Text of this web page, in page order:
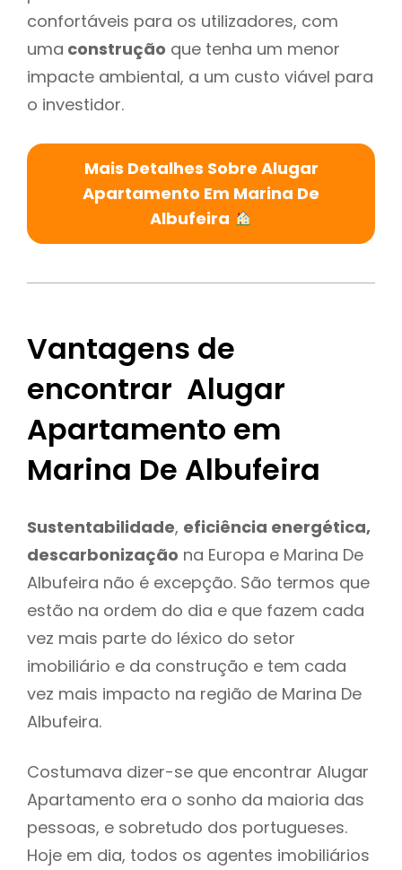
confortáveis para os utilizadores, com
uma construção que tenha um menor
impacte ambiental, a um custo viável para
o investidor.
Mais Detalhes Sobre Alugar
Apartamento Em Marina De
Albufeira
Vantagens de
encontrar Alugar
Apartamento em
Marina De Albufeira
Sustentabilidade, eficiência energética,
descarbonização na Europa e Marina De
Albufeira não é excepção. São termos que
estão na ordem do dia e que fazem cada
vez mais parte do léxico do setor
imobiliário e da construção e tem cada
vez mais impacto na região de Marina De
Albufeira.
Costumava dizer-se que encontrar Alugar
Apartamento era o sonho da maioria das
pessoas, e sobretudo dos portugueses.
Hoje em dia, todos os agentes imobiliários